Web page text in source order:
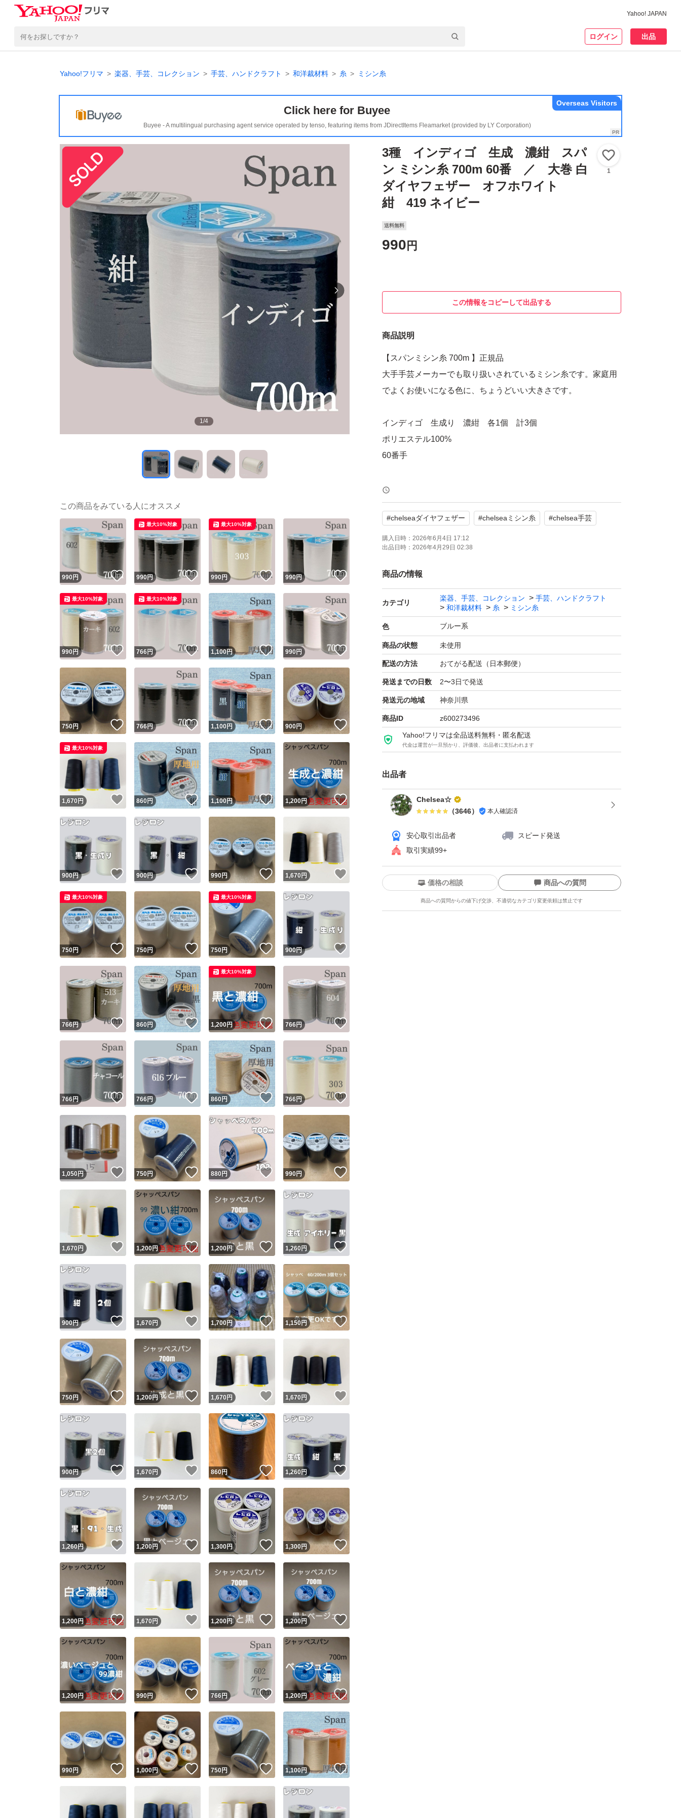
Yahoo! JAPAN
ログイン 出品
Yahoo!フリマ 楽器、手芸、コレクション 手芸、ハンドクラフト 和洋裁材料 糸 ミシン糸
Click here for Buyee
Buyee - A multilingual purchasing agent service operated by tenso, featuring items from JDirectItems Fleamarket (provided by LY Corporation)
Overseas Visitors
1/4
3種 インディゴ 生成 濃紺 スパ
ン ミシン糸 700m 60番 ／ 大巻 白
ダイヤフェザー オフホワイト
紺 419 ネイビー
1
送料無料
990 円
この情報をコピーして出品する
商品説明
【スパンミシン糸 700m 】正規品
大手手芸メーカーでも取り扱いされているミシン糸です。家庭用
でよくお使いになる色に、ちょうどいい大きさです。
インディゴ 生成り 濃紺 各1個 計3個
ポリエステル100%
60番手
※OPP袋と封筒での梱包です。配送の厚さ制限があるため、ご了
承お願いいたします。
◯
ミシン糸→手芸・グッズクーポン
（おもちゃと共同開催の時もあり）
他の糸は1番下のタグ
#chelseaダイヤフェザーから見られます。
ミシン糸 縫製
04dsbh3
#chelseaダイヤフェザー #chelseaミシン糸 #chelsea手芸
購入日時： 2026年6月4日 17:12
出品日時： 2026年4月29日 02:38
商品の情報
カテゴリ
楽器、手芸、コレクション
手芸、ハンドクラフト
和洋裁材料
糸 ミシン糸
色 ブルー系
商品の状態 未使用
配送の方法 おてがる配送（日本郵便）
発送までの日数 2〜3日で発送
発送元の地域 神奈川県
商品ID z600273496
Yahoo!フリマは全品送料無料・匿名配送
代金は運営が一旦預かり、評価後、出品者に支払われます
出品者
Chelsea☆
（3646） 本人確認済
安心取引出品者
スピード発送
取引実績99+
ユーザーの実績について
Yahoo!フリマが定めた一定の基準を満たしたユーザーにバッジを付与しています
安心取引出品者
安心取引出品者 Yahoo!フリマの基準をクリアした安心・安全なユーザーです
取引実績
他フリマ実績◯+ このユーザーは他フリマサービスでの取引実績があります
スピード&安心発送
※このバッジは実績に基づく表示であり、発送を保証しているものではありません
スピード＆安心発送
このユーザーは高頻度で24時間以内＆設定した発送日数内に発送してい
ます
スピード発送 このユーザーは高頻度で24時間以内に発送しています
安心発送 このユーザーは設定した発送日数内に発送しています
価格の相談 商品への質問
商品への質問からの値下げ交渉、不適切なカテゴリ変更依頼は禁止です
この商品の情報をコピーします
商品画像の無断転載は禁止されています
コピーは1商品につき1回
出品ページへ
この商品をみている人にオススメ
990円 いいね！
990円 いいね！
最大10%対象
990円 いいね！
最大10%対象
990円
990円 いいね！
最大10%対象
766円 いいね！
最大10%対象
1,100円 いいね！
990円
750円 いいね！
766円 いいね！
1,100円 いいね！
900円
1,670 円 いいね！
最大10%対象
860円 いいね！
1,100円 いいね！
1,200円
900円 いいね！
900円 いいね！
990円 いいね！
1,670 円
750円 いいね！
最大10%対象
750円 いいね！
750円 いいね！
最大10%対象
900円
766円 いいね！
860円 いいね！
1,200円 いいね！
最大10%対象
766円
766円 いいね！
766円 いいね！
860円 いいね！
766円
1,050円 いいね！
750円 いいね！
880円 いいね！
990円
1,670 円 いいね！
1,200円 いいね！
1,200円 いいね！
1,260円
900円 いいね！
1,670円 いいね！
1,700円 いいね！
1,150円
750円 いいね！
1,200円 いいね！
1,670 円 いいね！
1,670 円
900円 いいね！
1,670 円 いいね！
860円 いいね！
1,260円
1,260円 いいね！
1,200円 いいね！
1,300円 いいね！
1,300円
1,200円 いいね！
1,670 円 いいね！
1,200円 いいね！
1,200円
1,200円 いいね！
990円 いいね！
766円 いいね！
1,200円
990円 いいね！
1,000円 いいね！
750円 いいね！
1,100円 いいね！